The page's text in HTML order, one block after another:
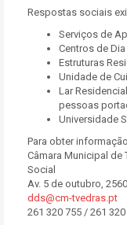
Respostas sociais
Serviços de
Centros de Dia
Estruturas
Unidade de
Lar
pessoas
Universidade
Para obter
Câmara Municipal de
Social
Av. 5 de outubro,
dds@cm-tvedras.pt
261 320 755 / 261